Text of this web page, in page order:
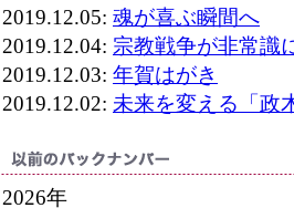
2019.12.05: 魂が喜ぶ瞬間へ
2019.12.04: 宗教戦争が非常識
2019.12.03: 年賀はがき
2019.12.02: 未来を変える「政
2026年